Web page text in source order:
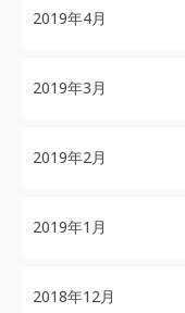
2019年4月
2019年3月
2019年2月
2019年1月
2018年12月